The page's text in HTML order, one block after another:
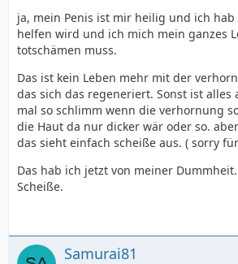
ja, mein Penis ist mir heilig und ich hab
helfen wird und ich mich mein ganzes
totschämen muss.
Das ist kein Leben mehr mit der
das sich das regeneriert. Sonst ist alles
mal so schlimm wenn die verhornung
die Haut da nur dicker wär oder so.
das sieht einfach scheiße aus. ( sorry
Das hab ich jetzt von meiner
Scheiße.
Samurai81